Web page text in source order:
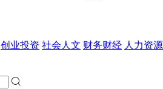
创业投资 社会人文 财务财经 人力资源